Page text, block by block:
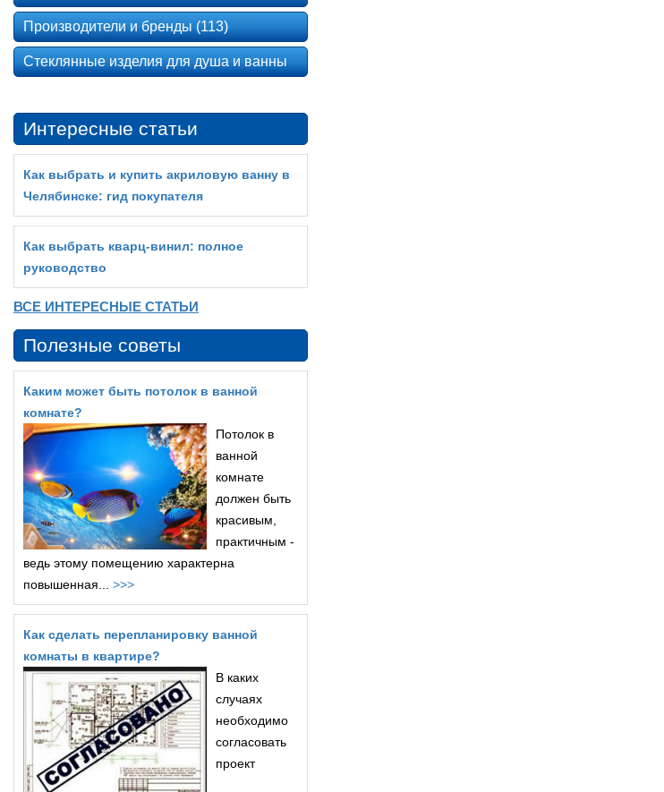
Производители и бренды (113)
Стеклянные изделия для душа и ванны
Интересные статьи
Как выбрать и купить акриловую ванну в
Челябинске: гид покупателя
Как выбрать кварц‑винил: полное
руководство
ВСЕ ИНТЕРЕСНЫЕ СТАТЬИ
Полезные советы
Каким может быть потолок в ванной
комнате?
Потолок в
ванной
комнате
должен быть
красивым,
практичным -
ведь этому помещению характерна
повышенная... >>>
Как сделать перепланировку ванной
комнаты в квартире?
В каких
случаях
необходимо
согласовать
проект